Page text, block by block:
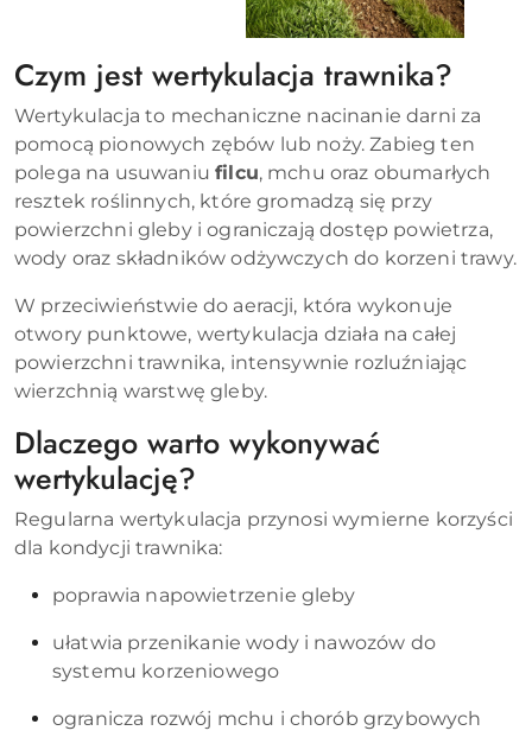
Czym jest wertykulacja trawnika?
Wertykulacja to mechaniczne nacinanie darni za
pomocą pionowych zębów lub noży. Zabieg ten
polega na usuwaniufilcu, mchu oraz obumarłych
resztek roślinnych, które gromadzą się przy
powierzchni gleby i ograniczają dostęp powietrza,
wody oraz składników odżywczych do korzeni trawy.
W przeciwieństwie do aeracji, która wykonuje
otwory punktowe, wertykulacja działa na całej
powierzchni trawnika, intensywnie rozluźniając
wierzchnią warstwę gleby.
Dlaczego warto wykonywać
wertykulację?
Regularna wertykulacja przynosi wymierne korzyści
dla kondycji trawnika:
poprawia napowietrzenie gleby
ułatwia przenikanie wody i nawozów do
systemu korzeniowego
ogranicza rozwój mchu i chorób grzybowych